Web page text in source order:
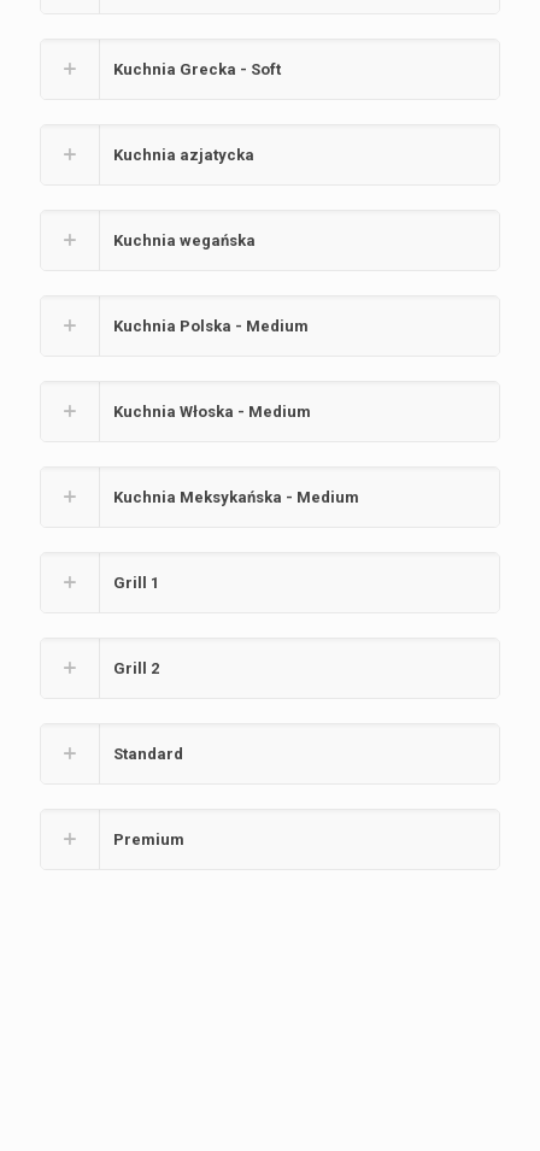
Kuchnia Grecka - Soft
Kuchnia azjatycka
Kuchnia wegańska
Kuchnia Polska - Medium
Kuchnia Włoska - Medium
Kuchnia Meksykańska - Medium
Grill 1
Grill 2
Standard
Premium